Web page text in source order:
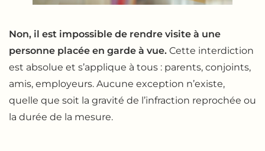
Non, il est impossible de rendre visite à une
personne placée en garde à vue. Cette interdiction
est absolue et s’applique à tous : parents, conjoints,
amis, employeurs. Aucune exception n’existe,
quelle que soit la gravité de l’infraction reprochée ou
la durée de la mesure.